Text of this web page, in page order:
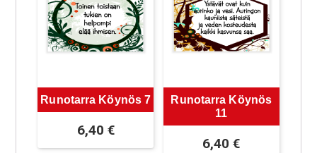
Runotarra Köynös 7
6,40 €
Runotarra Köynös
11
6,40€